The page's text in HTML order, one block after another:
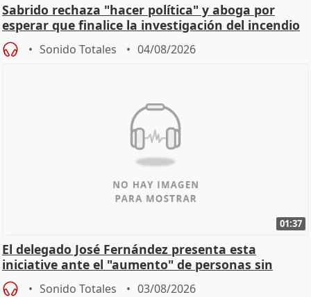
Sabrido rechaza "hacer política" y aboga por
esperar que finalice la investigación del incendio
Sonido Totales 04/08/2026
01:37
El delegado José Fernández presenta esta
iniciative ante el "aumento" de personas sin
hogar en Madri
Sonido Totales 03/08/2026